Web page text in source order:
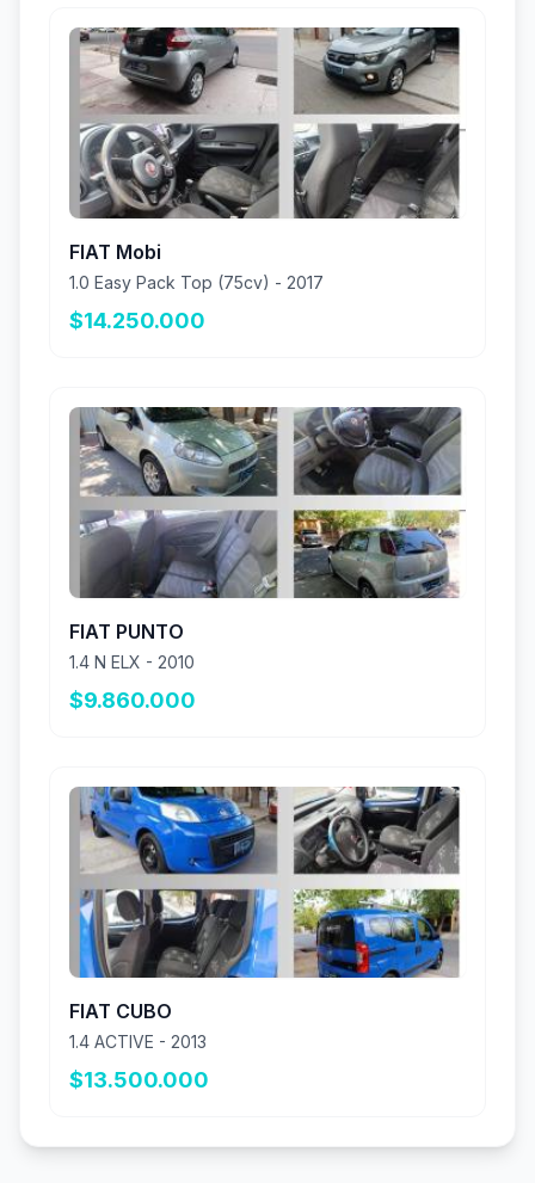
FIAT Mobi
1.0 Easy Pack Top (75cv) - 2017
$14.250.000
FIAT PUNTO
1.4 N ELX - 2010
$9.860.000
FIAT CUBO
1.4 ACTIVE - 2013
$13.500.000